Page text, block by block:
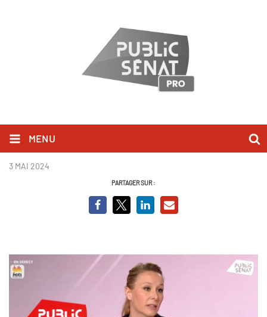
MENU
Maréchal.png
3 MAI 2024
PARTAGER SUR :